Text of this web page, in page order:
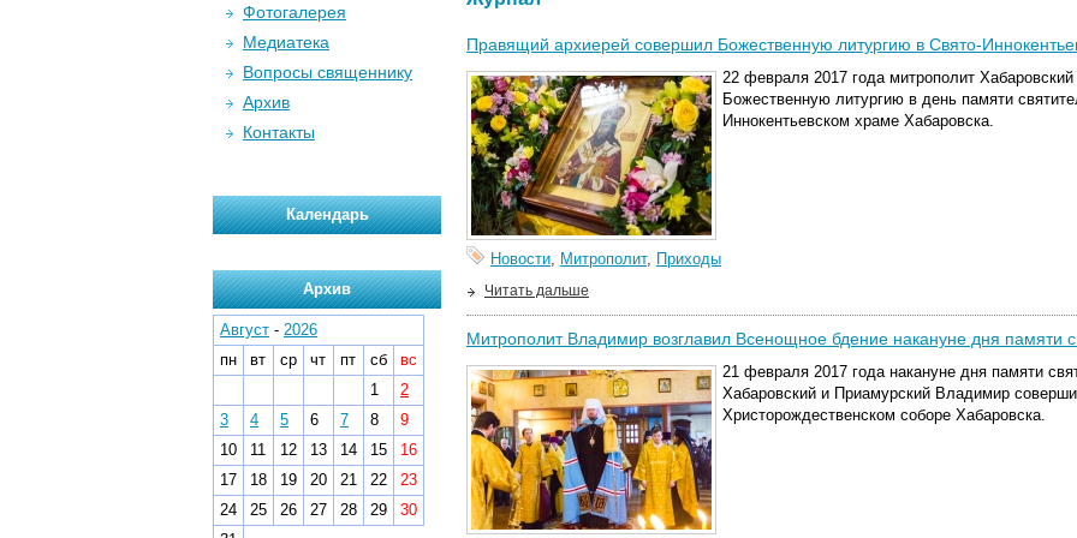
Правящий архиерей совершил Божественную литургию в Свято-
22 февраля 2017 года митрополит
Божественную литургию в день памяти
Иннокентьевском храме Хабаровска.
Новости, Митрополит, Приходы
Читать дальше
Митрополит Владимир возглавил Всенощное бдение накануне дня памяти
21 февраля 2017 года накануне дня памяти
Хабаровский и Приамурский Владимир
Христорождественском соборе Хабаровска.
Фотогалерея
Медиатека
Вопросы священнику
Архив
Контакты
Календарь
Архив
Август - 2026
пн
вт ср чт пт сб
вс
1
2
3
4 5 6 7 8
9
10
11 12 13 14 15
16
17
18 19 20 21 22
23
24
25 26 27 28 29
30